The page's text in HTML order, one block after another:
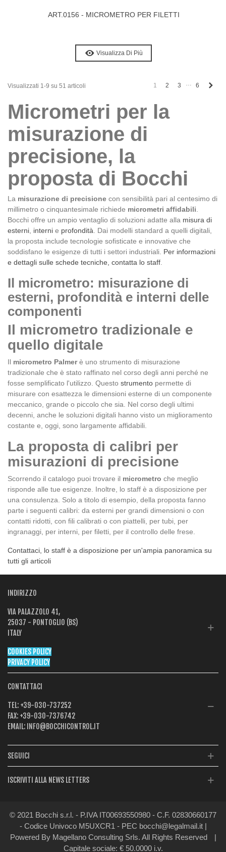
ART.0156 - MICROMETRO PER FILETTI
Visualizza Di Più
Visualizzati 1-9 su 51 articoli 1 2 3 … 6
Micrometri per la
misurazione di
precisione, la
proposta di Bocchi
La misurazione di precisione con sensibilità pari al centesimo di
millimetro o cinquantesimale richiede micrometri affidabili
Bocchi offre un ampio ventaglio di soluzioni adatte alla misura di
esterni interni e profondità . Dai modelli standard a quelli digitali,
la proposta include tecnologie sofisticate e innovative che
soddisfano le esigenze di tutti i settori industriali. Per informazioni
e dettagli sulle schede tecniche, contatta lo staff
Il micrometro: misurazione di
esterni, profondità e interni delle
componenti
Il micrometro tradizionale e
quello digitale
Il micrometro Palmerè uno strumento di misurazione
tradizionale che è stato raffinato nel corso degli anni perché ne
fosse semplificato l'utilizzo. Questo strumento permette di
misurare con esattezza le dimensioni esterne di un componente
meccanico, grande o piccolo che sia. Nel corso degli ultimi
decenni, anche le soluzioni digitali hanno visto un miglioramento
costante e, oggi, sono largamente affidabili.
La proposta di calibri per
misurazioni di precisione
Scorrendo il catalogo puoi trovare il micrometro che meglio
risponde alle tue esigenze. Inoltre, lo staff è a disposizione per
una consulenza. Solo a titolo di esempio, della proposta fanno
parte i seguenti calibri: da esterni per grandi dimensioni o con
contatti ridotti, con fili calibrati o con piattelli, per tubi, per
ingranaggi, per interni, per filetti, per il controllo delle frese.
Contattaci, lo staff è a disposizione per un'ampia panoramica su
tutti gli articoli
INDIRIZZO
VIA PALAZZOLO 41,
25037 - PONTOGLIO (BS)
ITALY
COOKIES POLICY
PRIVACY POLICY
CONTATTACI
TEL: +39-030-737252
FAX: +39-030-7376742
EMAIL: INFO@BOCCHICONTROL.IT
SEGUICI
ISCRIVITI ALLA NEWS LETTERS
© 2021 Bocchi s.r.l. - P.IVA IT00693550980 - C.F. 02830660177
- Codice Univoco M5UXCR1 - PEC bocchi@legalmail.it |
Powered By Magellano Consulting Srls. All Rights Reserved
|
Capitale sociale: € 50.0000 i.v.